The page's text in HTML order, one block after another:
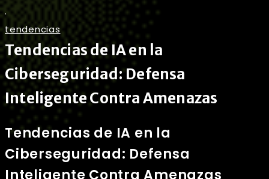
.
tendencias
Tendencias de IA en la
Ciberseguridad: Defensa
Inteligente Contra Amenazas
Tendencias de IA en la
Ciberseguridad: Defensa
Inteligente Contra Amenazas